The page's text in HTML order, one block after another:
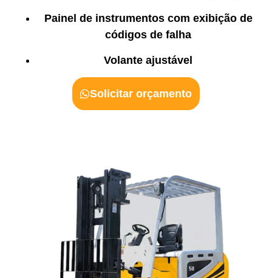
Painel de instrumentos com exibição de
códigos de falha
Volante ajustável
Solicitar orçamento